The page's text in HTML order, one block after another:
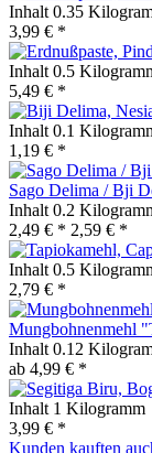
Inhalt 0.35
3,99 € *
Inhalt 0.5
5,49 € *
Inhalt 0.1
1,19 € *
Sago Delima / Bji
Inhalt 0.2
2,49 € * 2,59 € *
Inhalt 0.5
2,79 € *
Mungbohnenmehl
Inhalt 0.12
ab 4,99 € *
Inhalt 1 Kilogramm
3,99 € *
Kunden kauften